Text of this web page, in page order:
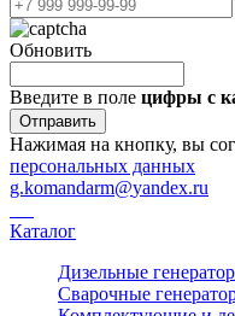
Обновить
Введите в поле цифры c
Отправить
Нажимая на кнопку, вы
персональных данных
g.komandarm@yandex.ru
Каталог
Дизельные
Сварочные